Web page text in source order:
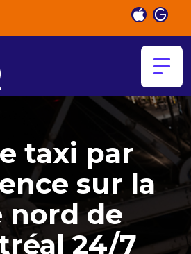
taxi par
sur la
nord de
24/7